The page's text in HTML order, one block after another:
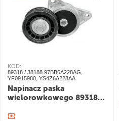
KOD:
89318 / 38188 97BB6A228AG,
YF0915980, YS4Z6A228AA
Napinacz paska
wielorowkowego 89318 /